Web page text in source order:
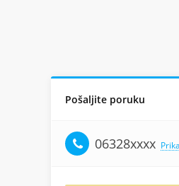
Pošaljite poruku
06328xxxx